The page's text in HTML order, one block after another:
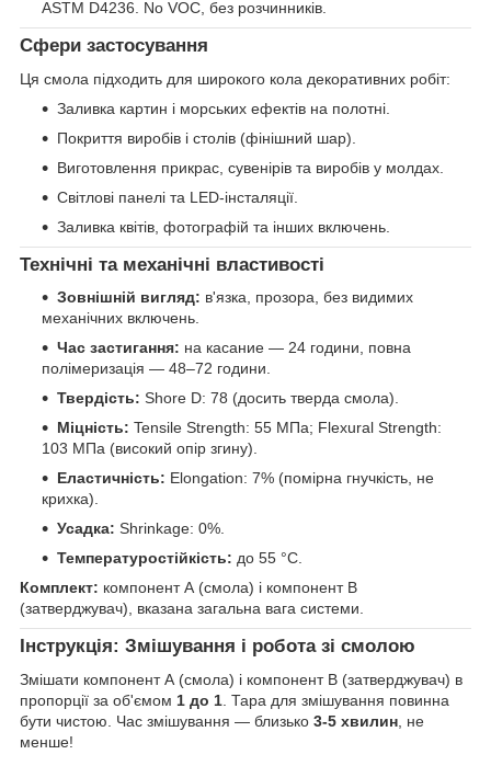
ASTM D4236. No VOC, без розчинників.
Сфери застосування
Ця смола підходить для широкого кола декоративних робіт:
Заливка картин і морських ефектів на полотні.
Покриття виробів і столів (фінішний шар).
Виготовлення прикрас, сувенірів та виробів у молдах.
Світлові панелі та LED-інсталяції.
Заливка квітів, фотографій та інших включень.
Технічні та механічні властивості
Зовнішній вигляд: в'язка, прозора, без видимих
механічних включень.
Час застигання: на касание — 24 години, повна
полімеризація — 48–72 години.
Твердість: Shore D: 78 (досить тверда смола).
Міцність: Tensile Strength: 55 МПа; Flexural Strength:
103 МПа (високий опір згину).
Еластичність: Elongation: 7% (помірна гнучкість, не
крихка).
Усадка: Shrinkage: 0%.
Температуростійкість: до 55 °С.
Комплект: компонент А (смола) і компонент В
(затверджувач), вказана загальна вага системи.
Інструкція: Змішування і робота зі смолою
Змішати компонент А (смола) і компонент B (затверджувач) в
пропорції за об'ємом 1 до 1 . Тара для змішування повинна
бути чистою. Час змішування — близько 3-5 хвилин , не
менше!